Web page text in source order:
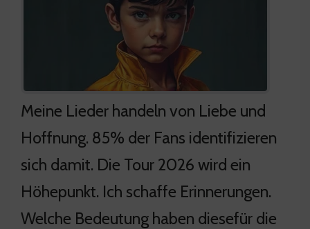
Meine Lieder handeln von Liebe und
Hoffnung. 85% der Fans identifizieren
sich damit. Die Tour 2026 wird ein
Höhepunkt. Ich schaffe Erinnerungen.
Welche Bedeutung haben diesefür die